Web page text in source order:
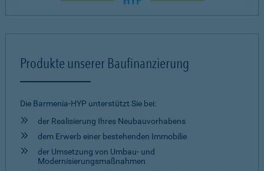
Produkte unserer Baufinanzierung
Die Barmenia-HYP unterstützt Sie bei:
der Realisierung Ihres Neubauvorhabens
dem Erwerb einer bestehenden Immobilie
der Umsetzung von Umbau- und
Modernisierungsmaßnahmen